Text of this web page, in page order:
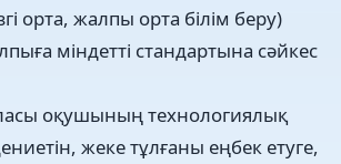
орта, жалпы орта білім беру)
міндетті стандартына сәйкес
оқушының технологиялық
жеке тұлғаны еңбек етуге,